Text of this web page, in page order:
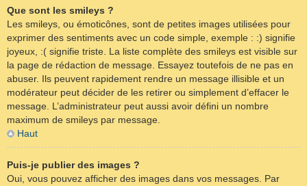
Que sont les smileys ?
Les smileys, ou émoticônes, sont de petites images utilisées pour
exprimer des sentiments avec un code simple, exemple : :) signifie
joyeux, :( signifie triste. La liste complète des smileys est visible sur
la page de rédaction de message. Essayez toutefois de ne pas en
abuser. Ils peuvent rapidement rendre un message illisible et un
modérateur peut décider de les retirer ou simplement d’effacer le
message. L’administrateur peut aussi avoir défini un nombre
maximum de smileys par message.
Haut
Puis-je publier des images ?
Oui, vous pouvez afficher des images dans vos messages. Par